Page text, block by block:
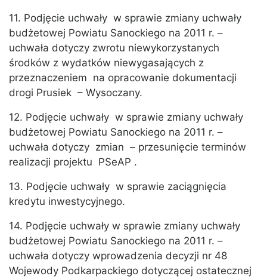
11. Podjęcie uchwały w sprawie zmiany uchwały
budżetowej Powiatu Sanockiego na 2011 r. –
uchwała dotyczy zwrotu niewykorzystanych
środków z wydatków niewygasających z
przeznaczeniem na opracowanie dokumentacji
drogi Prusiek – Wysoczany.
12. Podjęcie uchwały w sprawie zmiany uchwały
budżetowej Powiatu Sanockiego na 2011 r. –
uchwała dotyczy zmian – przesunięcie terminów
realizacji projektu PSeAP .
13. Podjęcie uchwały w sprawie zaciągnięcia
kredytu inwestycyjnego.
14. Podjęcie uchwały w sprawie zmiany uchwały
budżetowej Powiatu Sanockiego na 2011 r. –
uchwała dotyczy wprowadzenia decyzji nr 48
Wojewody Podkarpackiego dotyczącej ostatecznej